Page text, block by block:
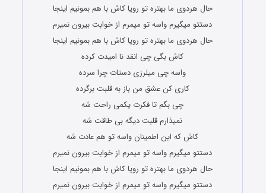
حال هردوی ما بهتره تو رویا کاش با هم بمونیم اینجا
دستتو میگیرم واسه تو میمرم از خوابت بیرون نمیرم
حال هردوی ما بهتره تو رویا کاش با هم بمونیم اینجا
کاش بگی چی انقد نا امیدت کرده
واسه چی میلرزی دستات چرا سرده
کاری کن عشق من باز به قلبت برگرده
چی بگم تا فکرت یکمی راحت شه
نمیذارم قلبت دیگه بی طاقت شه
کاش که این اطمینان واسه تو هم عادت شه
دستتو میگیرم واسه تو میمرم از خوابت بیرون نمیرم
حال هردوی ما بهتره تو رویا کاش با هم بمونیم اینجا
دستتو میگیرم واسه تو میمرم از خوابت بیرون نمیرم